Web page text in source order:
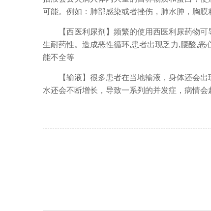
可能。例如：肺部感染或者挫伤，肺水肿，胸膜
【西医利尿剂】频繁的使用西医利尿药物可
生耐药性。造成恶性循环,患者出现乏力,腰酸,
能不全等
【输液】很多患者在当地输液，身体还会出
水还会不断增长，导致一系列的并发症，病情会